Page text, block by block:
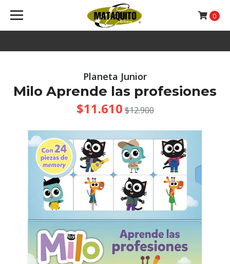
0
Planeta Junior
Milo Aprende las profesiones
$11.610 $12.900